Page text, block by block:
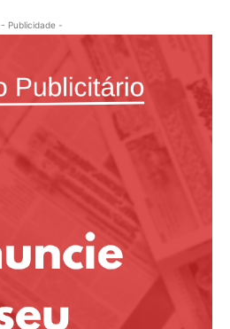
- Publicidade -